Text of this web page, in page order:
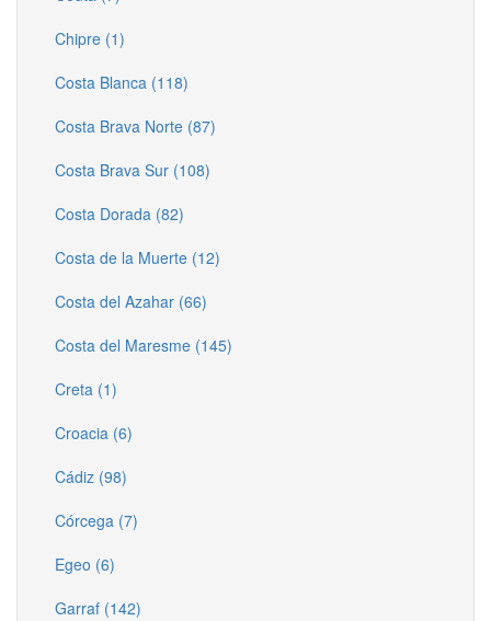
Chipre (1)
Costa Blanca (118)
Costa Brava Norte (87)
Costa Brava Sur (108)
Costa Dorada (82)
Costa de la Muerte (12)
Costa del Azahar (66)
Costa del Maresme (145)
Creta (1)
Croacia (6)
Cádiz (98)
Córcega (7)
Egeo (6)
Garraf (142)